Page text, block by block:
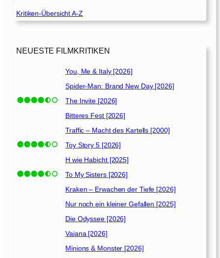
]
Kritiken-Übersicht A-Z
NEUESTE FILMKRITIKEN
You, Me & Italy [2026]
Spider-Man: Brand New Day [2026]
The Invite [2026]
Bitteres Fest [2026]
Traffic – Macht des Kartells [2000]
Toy Story 5 [2026]
H wie Habicht [2025]
To My Sisters [2026]
Kraken – Erwachen der Tiefe [2026]
Nur noch ein kleiner Gefallen [2025]
Die Odyssee [2026]
Vaiana [2026]
Minions & Monster [2026]